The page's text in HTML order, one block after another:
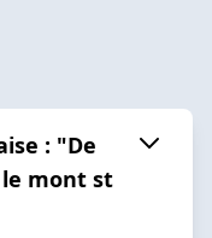
: "De
mont st